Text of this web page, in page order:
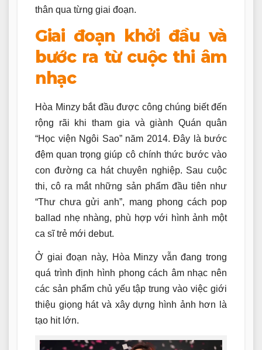
thân qua từng giai đoạn.
Giai đoạn khởi đầu và
bước ra từ cuộc thi âm
nhạc
Hòa Minzy bắt đầu được công chúng biết đến
rộng rãi khi tham gia và giành Quán quân
“Học viện Ngôi Sao” năm 2014. Đây là bước
đệm quan trọng giúp cô chính thức bước vào
con đường ca hát chuyên nghiệp. Sau cuộc
thi, cô ra mắt những sản phẩm đầu tiên như
“Thư chưa gửi anh”, mang phong cách pop
ballad nhẹ nhàng, phù hợp với hình ảnh một
ca sĩ trẻ mới debut.
Ở giai đoạn này, Hòa Minzy vẫn đang trong
quá trình định hình phong cách âm nhạc nên
các sản phẩm chủ yếu tập trung vào việc giới
thiệu giọng hát và xây dựng hình ảnh hơn là
tạo hit lớn.